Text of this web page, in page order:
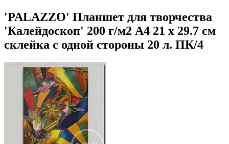
'PALAZZO' Планшет для творчества
'Калейдоскоп' 200 г/м2 A4 21 х 29.7 см
склейка с одной стороны 20 л. ПК/4